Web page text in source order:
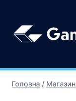
Головна / Магазин